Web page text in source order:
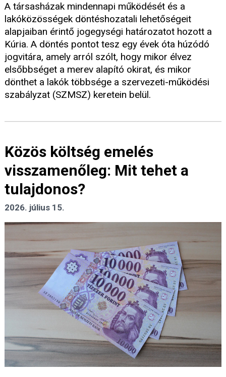
A társasházak mindennapi működését és a
lakóközösségek döntéshozatali lehetőségeit
alapjaiban érintő jogegységi határozatot hozott a
Kúria. A döntés pontot tesz egy évek óta húzódó
jogvitára, amely arról szólt, hogy mikor élvez
elsőbbséget a merev alapító okirat, és mikor
dönthet a lakók többsége a szervezeti-működési
szabályzat (SZMSZ) keretein belül.
Közös költség emelés
visszamenőleg: Mit tehet a
tulajdonos?
2026. július 15.